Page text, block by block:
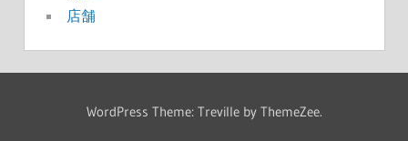
店舗
WordPress Theme: Treville by ThemeZee.